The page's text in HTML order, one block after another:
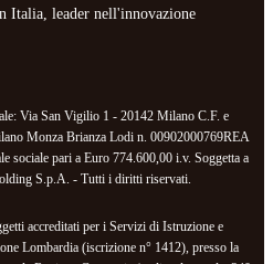
Italia, leader nell'innovazione
Via San Vigilio 1 - 20142 Milano C.F. e
Monza Brianza Lodi n. 00902000769REA
sociale pari a Euro 774.600,00 i.v. Soggetta a
S.p.A. - Tutti i diritti riservati.
accreditati per i Servizi di Istruzione e
Lombardia (iscrizione n° 1412), presso la